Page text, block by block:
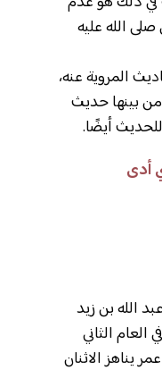
الله عليه
المروية عنه،
بينها حديث
للحديث أيضًا.
أدى
الله بن زيد
الثاني
يناهز الاثنان